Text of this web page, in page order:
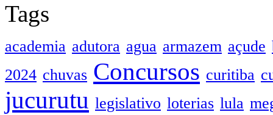
Tags
academia adutora agua armazem açude
2024 chuvas Concursos curitiba
jucurutu legislativo loterias lula